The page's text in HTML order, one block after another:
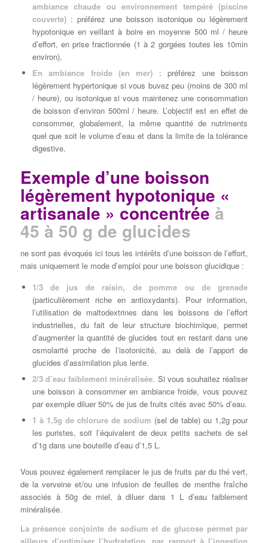
ambiance chaude ou environnement tempéré (piscine
couverte): préférez une boisson isotonique ou légèrement
hypotonique en veillant à boire en moyenne 500 ml / heure
d’effort, en prise fractionnée (1 à 2 gorgées toutes les 10min
environ),
En ambiance froide (en mer) : préférez une boisson
légèrement hypertonique si vous buvez peu (moins de 300 ml
/ heure), ou isotonique si vous maintenez une consommation
de boisson d’environ 500ml / heure. L’objectif est en effet de
consommer, globalement, la même quantité de nutriments
quel que soit le volume d’eau et dans la limite de la tolérance
digestive.
Exemple d’une boisson
légèrement hypotonique «
artisanale » concentrée à
45 à 50 g de glucides
ne sont pas évoqués ici tous les intérêts d’une boisson de l’effort,
mais uniquement le mode d’emploi pour une boisson glucidique :
1/3 de jus de raisin, de pomme ou de grenade
(particulièrement riche en antioxydants). Pour information,
l’utilisation de maltodextrines dans les boissons de l’effort
industrielles, du fait de leur structure biochimique, permet
d’augmenter la quantité de glucides tout en restant dans une
osmolarité proche de l’isotonicité, au delà de l’apport de
glucides d’assimilation plus lente.
2/3 d’eau faiblement minéralisée. Si vous souhaitez réaliser
une boisson à consommer en ambiance froide, vous pouvez
par exemple diluer 50% de jus de fruits cités avec 50% d’eau.
1 à 1,5g de chlorure de sodium (sel de table) ou 1,2g pour
les puristes, soit l’équivalent de deux petits sachets de sel
d’1g dans une bouteille d’eau d’1,5 L.
Vous pouvez également remplacer le jus de fruits par du thé vert,
de la verveine et/ou une infusion de feuilles de menthe fraîche
associés à 50g de miel, à diluer dans 1 L d’eau faiblement
minéralisée.
La présence conjointe de sodium et de glucose permet par
ailleurs d’optimiser l’hydratation, par rapport à l’ingestion